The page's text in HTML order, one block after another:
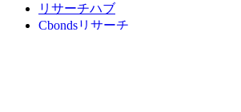
リサーチハブ
Cbondsリサーチ